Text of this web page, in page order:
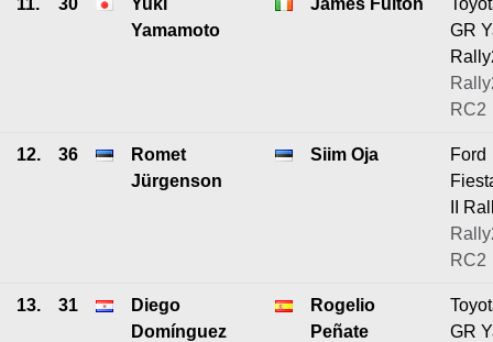
11. 30
Yuki
Yamamoto
James Fulton
GR
RC2
12. 36
Romet
Jürgenson
Siim Oja
Ford
II
RC2
13. 31
Diego
Domínguez
Rogelio
Peñate
GR